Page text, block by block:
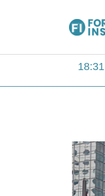
18:31
15:11
13:44
12:44
11:12